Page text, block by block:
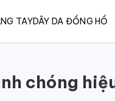
TAYDÂY DA ĐỒNG HỒ
chóng